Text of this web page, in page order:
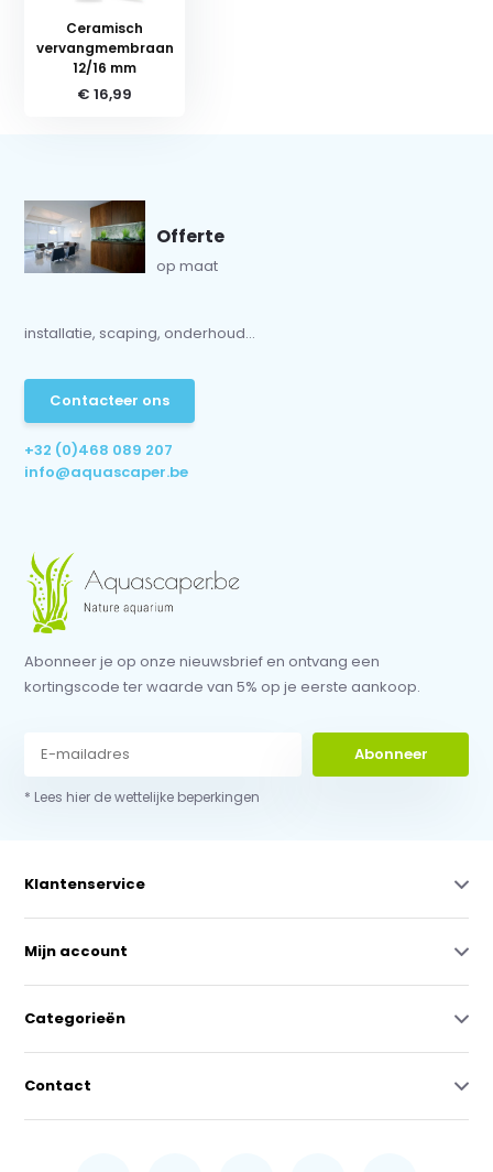
Ceramisch
vervangmembraan
12/16 mm
€ 16,99
Offerte
op maat
installatie, scaping, onderhoud...
Contacteer ons
+32 (0)468 089 207
info@aquascaper.be
Abonneer je op onze nieuwsbrief en ontvang een
kortingscode ter waarde van 5% op je eerste aankoop.
Abonneer
* Lees hier de wettelijke beperkingen
Klantenservice
Mijn account
Categorieën
Contact